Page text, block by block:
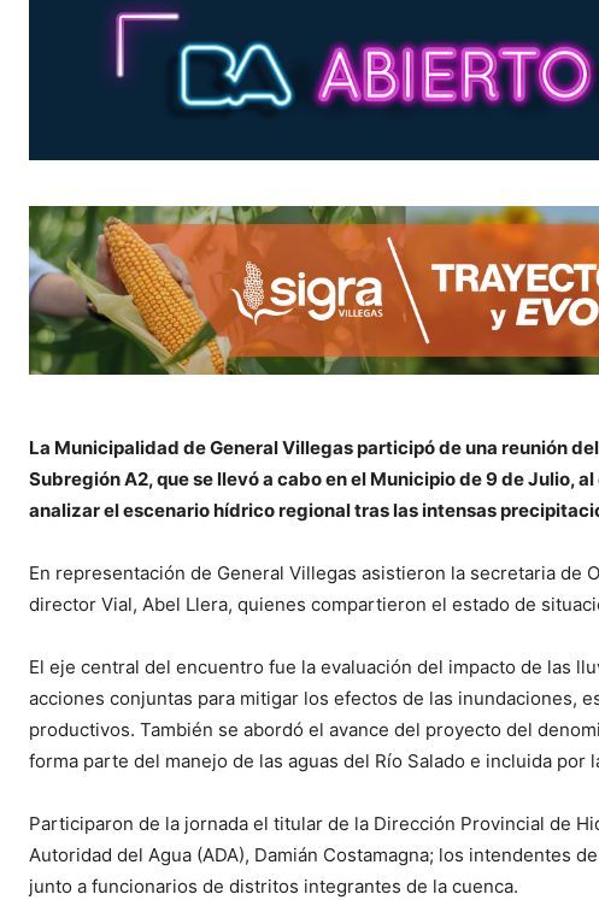
La Municipalidad de General Villegas participó de una reunión
Subregión A2, que se llevó a cabo en el Municipio de 9 de Julio,
analizar el escenario hídrico regional tras las intensas
En representación de General Villegas asistieron la secretaria de
director Vial, Abel Llera, quienes compartieron el estado de
El eje central del encuentro fue la evaluación del impacto de las
acciones conjuntas para mitigar los efectos de las inundaciones,
productivos. También se abordó el avance del proyecto del
forma parte del manejo de las aguas del Río Salado e incluida por
Participaron de la jornada el titular de la Dirección Provincial de
Autoridad del Agua (ADA), Damián Costamagna; los intendentes
junto a funcionarios de distritos integrantes de la cuenca.